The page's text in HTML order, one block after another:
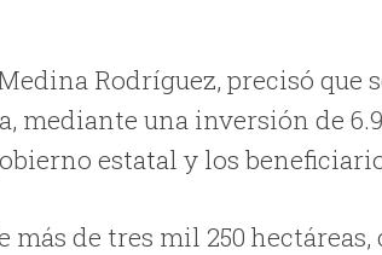
Rodríguez, precisó que
mediante una inversión de
estatal y los
de tres mil 250 hectáreas,